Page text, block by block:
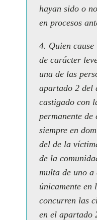
hayan sido o
en procesos
4. Quien
de carácter
una de las
apartado 2 del
castigado con
permanente
siempre en
del de la
de la
multa de uno a
únicamente en
concurren las
en el apartado